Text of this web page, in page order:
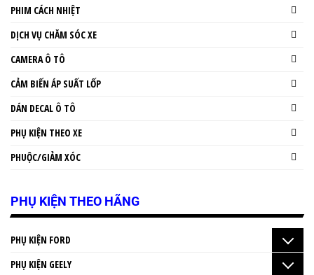
PHIM CÁCH NHIỆT
DỊCH VỤ CHĂM SÓC XE
CAMERA Ô TÔ
CẢM BIẾN ÁP SUẤT LỐP
DÁN DECAL Ô TÔ
PHỤ KIỆN THEO XE
PHUỘC/GIẢM XÓC
PHỤ KIỆN THEO HÃNG
PHỤ KIỆN FORD
PHỤ KIỆN GEELY